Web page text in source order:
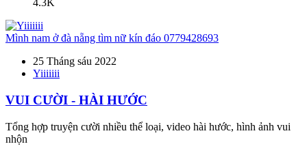
4.3K
Mình nam ở đà nẵng tìm nữ kín đáo 0779428693
25 Tháng sáu 2022
Yiiiiiii
VUI CƯỜI - HÀI HƯỚC
Tổng hợp truyện cười nhiều thể loại, video hài hước, hình ảnh vui
nhộn